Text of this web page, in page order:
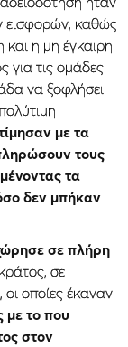
εισφορών, καθώς
η μη έγκαιρη
για τις ομάδες
να ξοφλήσει
με τα
τους
τα
δεν μπήκαν
σε πλήρη
σε
οποίες έκαναν
με το που
στον